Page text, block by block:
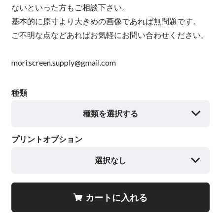
ないといった方もご相談下さい。
基本的に原寸より大きめの画像であれば無問題です。
ご不明な点などあればお気軽にお問い合わせください。
mori.screen.supply@gmail.com
種類
種類を選択する
プリントオプション
選択なし
カートに入れる